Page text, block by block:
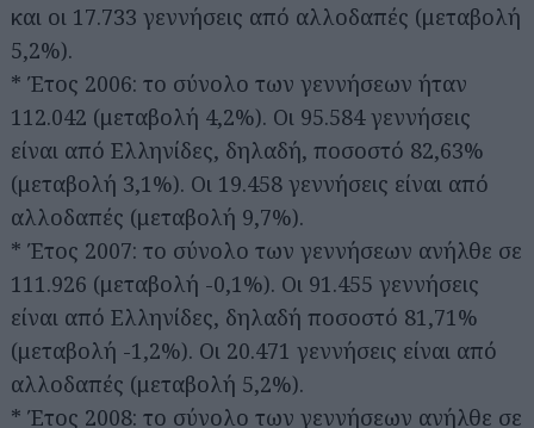
και οι 17.733 γεννήσεις από αλλοδαπές (μεταβολή
5,2%).
* Έτος 2006: το σύνολο των γεννήσεων ήταν
112.042 (μεταβολή 4,2%). Οι 95.584 γεννήσεις
είναι από Ελληνίδες, δηλαδή, ποσοστό 82,63%
(μεταβολή 3,1%). Οι 19.458 γεννήσεις είναι από
αλλοδαπές (μεταβολή 9,7%).
* Έτος 2007: το σύνολο των γεννήσεων ανήλθε σε
111.926 (μεταβολή -0,1%). Οι 91.455 γεννήσεις
είναι από Ελληνίδες, δηλαδή ποσοστό 81,71%
(μεταβολή -1,2%). Οι 20.471 γεννήσεις είναι από
αλλοδαπές (μεταβολή 5,2%).
* Έτος 2008: το σύνολο των γεννήσεων ανήλθε σε